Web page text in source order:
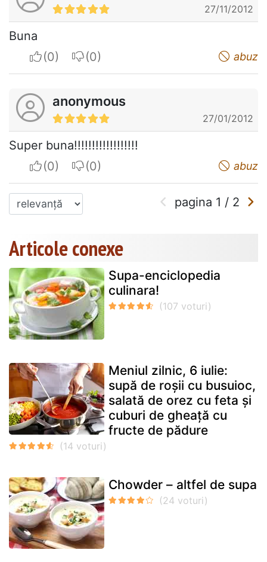
27/11/2012
Buna
I apreciateI do not appreciate abuz
anonymous
27/01/2012
Super buna!!!!!!!!!!!!!!!!!!
I apreciateI do not appreciate abuz
pagina 1 / 2
Articole conexe
Supa-enciclopedia
culinara!
Meniul zilnic, 6 iulie:
supă de roșii cu busuioc,
salată de orez cu feta și
cuburi de gheață cu
fructe de pădure
Chowder – altfel de supa